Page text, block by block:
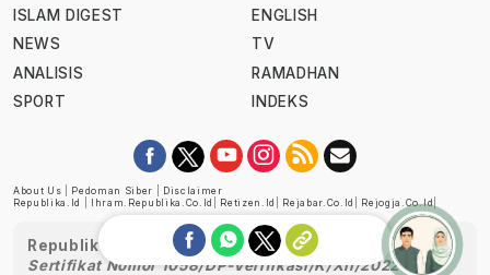
ISLAM DIGEST
NEWS
ANALISIS
SPORT
ENGLISH
TV
RAMADHAN
INDEKS
About Us Pedoman Siber
Disclaimer
Republika.id
Ihram.republika.co.id Retizen.id Rejabar.co.id Rejogja.co.id
Republika telah diverifikasi oleh Dewan Pers
Sertifikat Nomor 1058/DP-Verifikasi/K/XII/2022